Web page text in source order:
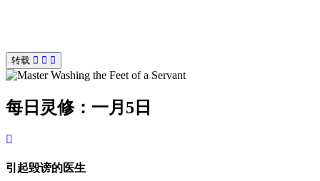
转载
每日灵修：一月5日
引起毁谤的医生